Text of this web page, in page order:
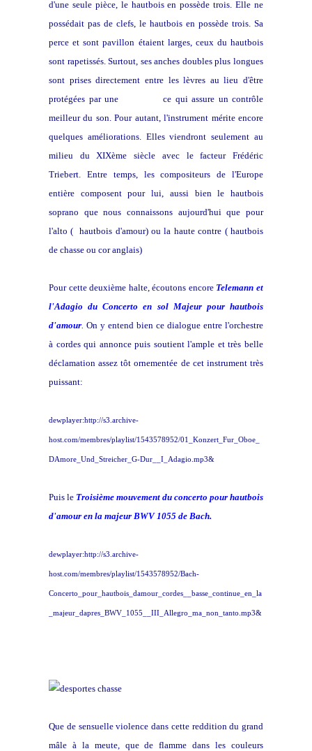
d'une seule pièce, le hautbois en possède trois. Elle ne
possédait pas de clefs, le hautbois en possède trois. Sa
perce et sont pavillon étaient larges, ceux du hautbois
sont rapetissés. Surtout, ses anches doubles plus longues
sont prises directement entre les lèvres au lieu d'être
protégées par une
ce qui assure un contrôle
meilleur du son. Pour autant, l'instrument mérite encore
quelques améliorations. Elles viendront seulement au
milieu du XIXème siècle avec le facteur Frédéric
Triebert. Entre temps, les compositeurs de l'Europe
entière composent pour lui, aussi bien le hautbois
soprano que nous connaissons aujourd'hui que pour
l'alto ( hautbois d'amour) ou la haute contre ( hautbois
de chasse ou cor anglais)
Pour cette deuxième halte, écoutons encore Telemann et
l'Adagio du Concerto en sol Majeur pour hautbois
d'amour On y entend bien ce dialogue entre l'orchestre
à cordes qui annonce puis soutient l'ample et très belle
déclamation assez tôt ornementée de cet instrument très
puissant:
dewplayer:http://s3.archive-
host.com/membres/playlist/1543578952/01_Konzert_Fur_Oboe_
DAmore_Und_Streicher_G-Dur__I_Adagio.mp3&
Puis le Troisième mouvement du concerto pour hautbois
d'amour en la majeur BWV 1055 de Bach.
dewplayer:http://s3.archive-
host.com/membres/playlist/1543578952/Bach-
Concerto_pour_hautbois_damour_cordes__basse_continue_en_la
_majeur_dapres_BWV_1055__III_Allegro_ma_non_tanto.mp3&
Que de sensuelle violence dans cette reddition du grand
mâle à la meute, que de flamme dans les couleurs